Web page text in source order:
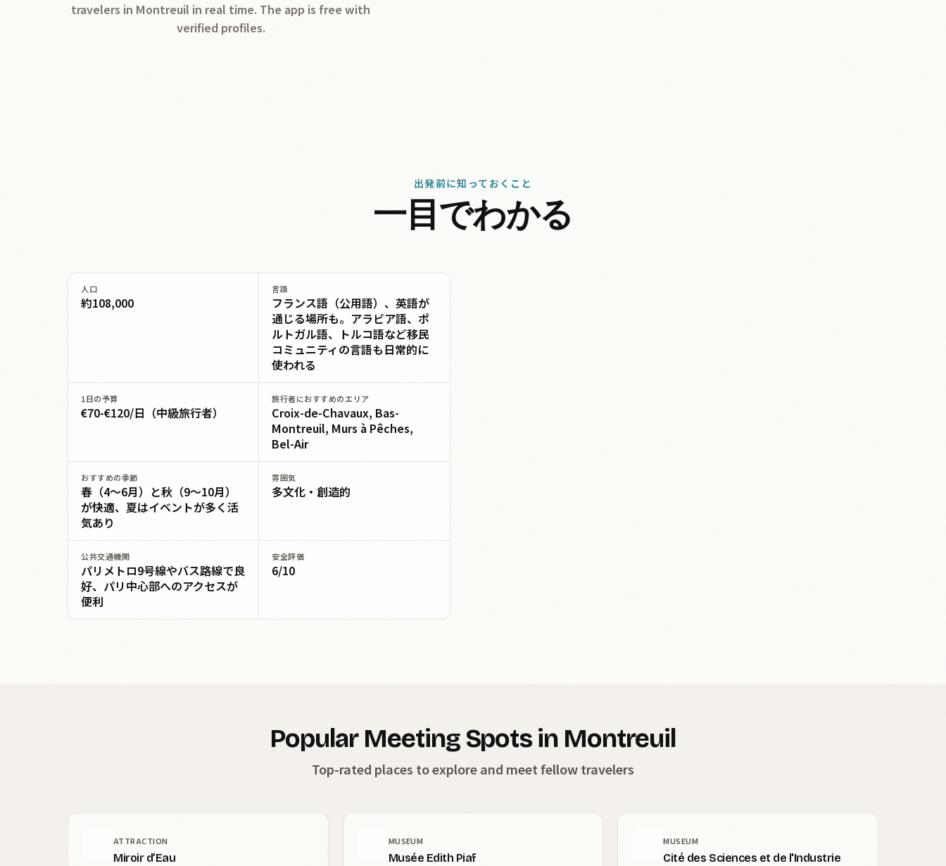
travelers in Montreuil in real time. The app is free with
verified profiles.
出発前に知っておくこと
一目でわかる
人口
約108,000
言語
フランス語（公用語）、英語が
通じる場所も。アラビア語、ポ
ルトガル語、トルコ語など移民
コミュニティの言語も日常的に
使われる
1日の予算
€70-€120/日（中級旅行者）
旅行者におすすめのエリア
Croix-de-Chavaux, Bas-
Montreuil, Murs à Pêches,
Bel-Air
おすすめの季節
春（4〜6月）と秋（9〜10月）
が快適、夏はイベントが多く活
気あり
雰囲気
多文化・創造的
公共交通機関
パリメトロ9号線やバス路線で良
好、パリ中心部へのアクセスが
便利
安全評価
6/10
Popular Meeting Spots in Montreuil
Top-rated places to explore and meet fellow travelers
ATTRACTION
Miroir d’Eau
MUSEUM
Musée Edith Piaf
MUSEUM
Cité des Sciences et de l'Industrie